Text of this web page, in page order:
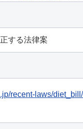
する法律案
recent-laws/